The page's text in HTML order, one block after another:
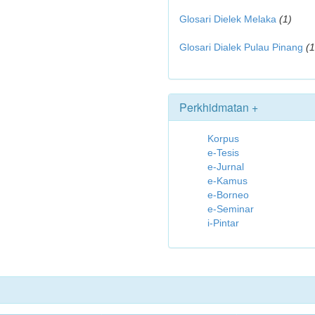
Glosari Dielek Melaka (1)
Glosari Dialek Pulau Pinang
Perkhidmatan +
Korpus
e-Tesis
e-Jurnal
e-Kamus
e-Borneo
e-Seminar
i-Pintar